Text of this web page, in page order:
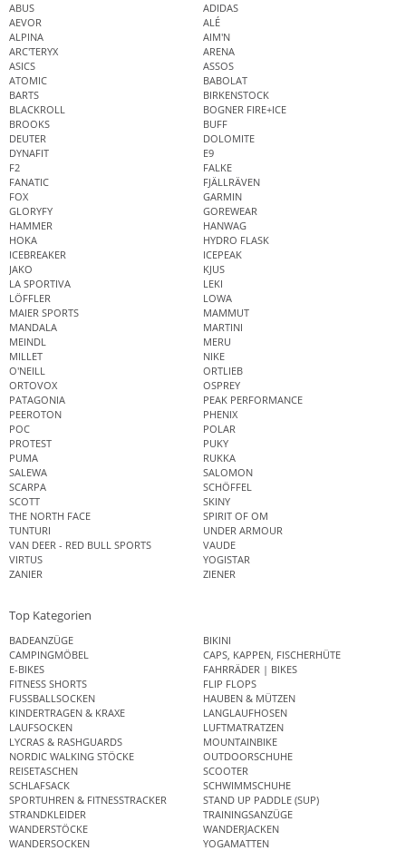
ABUS
ADIDAS
AEVOR
ALÉ
ALPINA
AIM'N
ARC'TERYX
ARENA
ASICS
ASSOS
ATOMIC
BABOLAT
BARTS
BIRKENSTOCK
BLACKROLL
BOGNER FIRE+ICE
BROOKS
BUFF
DEUTER
DOLOMITE
DYNAFIT
E9
F2
FALKE
FANATIC
FJÄLLRÄVEN
FOX
GARMIN
GLORYFY
GOREWEAR
HAMMER
HANWAG
HOKA
HYDRO FLASK
ICEBREAKER
ICEPEAK
JAKO
KJUS
LA SPORTIVA
LEKI
LÖFFLER
LOWA
MAIER SPORTS
MAMMUT
MANDALA
MARTINI
MEINDL
MERU
MILLET
NIKE
O'NEILL
ORTLIEB
ORTOVOX
OSPREY
PATAGONIA
PEAK PERFORMANCE
PEEROTON
PHENIX
POC
POLAR
PROTEST
PUKY
PUMA
RUKKA
SALEWA
SALOMON
SCARPA
SCHÖFFEL
SCOTT
SKINY
THE NORTH FACE
SPIRIT OF OM
TUNTURI
UNDER ARMOUR
VAN DEER - RED BULL SPORTS
VAUDE
VIRTUS
YOGISTAR
ZANIER
ZIENER
Top Kategorien
BADEANZÜGE
BIKINI
CAMPINGMÖBEL
CAPS, KAPPEN, FISCHERHÜTE
E-BIKES
FAHRRÄDER | BIKES
FITNESS SHORTS
FLIP FLOPS
FUSSBALLSOCKEN
HAUBEN & MÜTZEN
KINDERTRAGEN & KRAXE
LANGLAUFHOSEN
LAUFSOCKEN
LUFTMATRATZEN
LYCRAS & RASHGUARDS
MOUNTAINBIKE
NORDIC WALKING STÖCKE
OUTDOORSCHUHE
REISETASCHEN
SCOOTER
SCHLAFSACK
SCHWIMMSCHUHE
SPORTUHREN & FITNESSTRACKER
STAND UP PADDLE (SUP)
STRANDKLEIDER
TRAININGSANZÜGE
WANDERSTÖCKE
WANDERJACKEN
WANDERSOCKEN
YOGAMATTEN